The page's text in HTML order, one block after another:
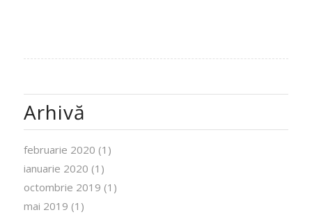
Arhivă
februarie 2020 (1)
ianuarie 2020 (1)
octombrie 2019 (1)
mai 2019 (1)